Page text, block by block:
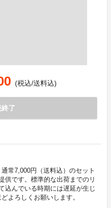
(税込/送料込)
終了
常7,000円（送料込）のセット
供です。標準的な出荷までのリ
込んでいる時期には遅延が生じ
よろしくお願いします。